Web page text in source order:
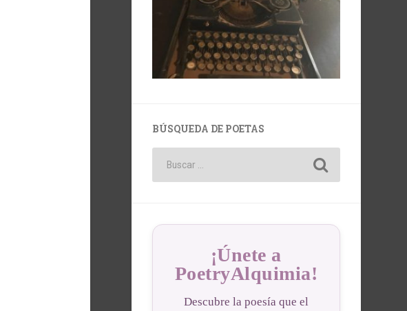
BÚSQUEDA DE POETAS
¡Únete a
PoetryAlquimia!
Descubre la poesía que el